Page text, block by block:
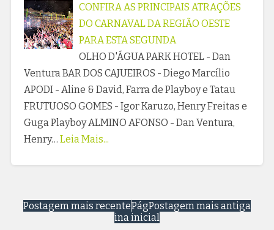
CONFIRA AS PRINCIPAIS ATRAÇÕES
DO CARNAVAL DA REGIÃO OESTE
PARA ESTA SEGUNDA
OLHO D'ÁGUA PARK HOTEL - Dan
Ventura BAR DOS CAJUEIROS - Diego Marcílio
APODI - Aline & David, Farra de Playboy e Tatau
FRUTUOSO GOMES - Igor Karuzo, Henry Freitas e
Guga Playboy ALMINO AFONSO - Dan Ventura,
Henry… Leia Mais...
Postagem mais recente Postagem mais antiga
Pág
ina inicial